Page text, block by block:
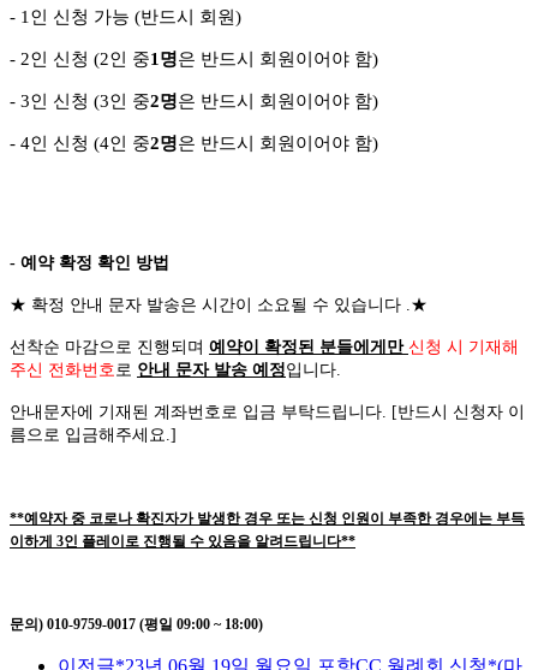
- 1인 신청 가능 (반드시 회원)
- 2인 신청 (2인 중1명은 반드시 회원이어야 함)
- 3인 신청 (3인 중2명은 반드시 회원이어야 함)
- 4인 신청 (4인 중2명은 반드시 회원이어야 함)
- 예약 확정 확인 방법
★ 확정 안내 문자 발송은 시간이 소요될 수 있습니다 .★
선착순 마감으로 진행되며 예약이 확정된 분들에게만 신청 시 기재해
주신 전화번호로 안내 문자 발송 예정입니다.
안내문자에 기재된 계좌번호로 입금 부탁드립니다. [반드시 신청자 이
름으로 입금해주세요.]
**예약자 중 코로나 확진자가 발생한 경우 또는 신청 인원이 부족한 경우에는 부득
이하게 3인 플레이로 진행될 수 있음을 알려드립니다**
문의) 010-9759-0017 (평일 09:00 ~ 18:00)